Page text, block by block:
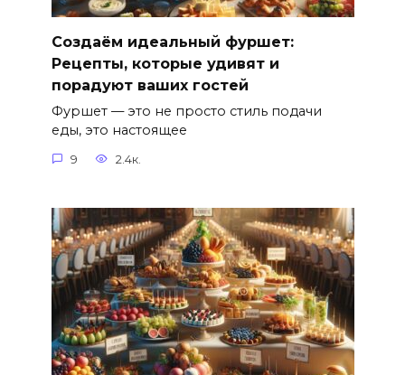
Создаём идеальный фуршет:
Рецепты, которые удивят и
порадуют ваших гостей
Фуршет — это не просто стиль подачи
еды, это настоящее
9 2.4к.